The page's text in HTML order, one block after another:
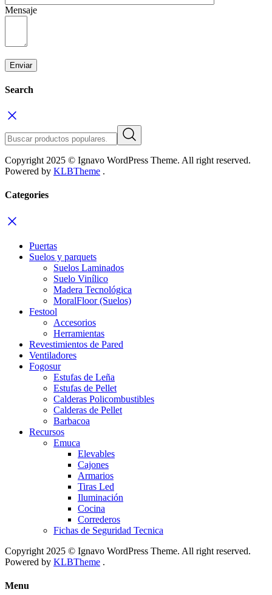
Mensaje
Search
Copyright 2025 © Ignavo WordPress Theme. All right reserved.
Powered by KLBTheme .
Categories
Puertas
Suelos y parquets
Suelos Laminados
Suelo Vinílico
Madera Tecnológica
MoralFloor (Suelos)
Festool
Accesorios
Herramientas
Revestimientos de Pared
Ventiladores
Fogosur
Estufas de Leña
Estufas de Pellet
Calderas Policombustibles
Calderas de Pellet
Barbacoa
Recursos
Emuca
Elevables
Cajones
Armarios
Tiras Led
Iluminación
Cocina
Correderos
Fichas de Seguridad Tecnica
Copyright 2025 © Ignavo WordPress Theme. All right reserved.
Powered by KLBTheme .
Menu